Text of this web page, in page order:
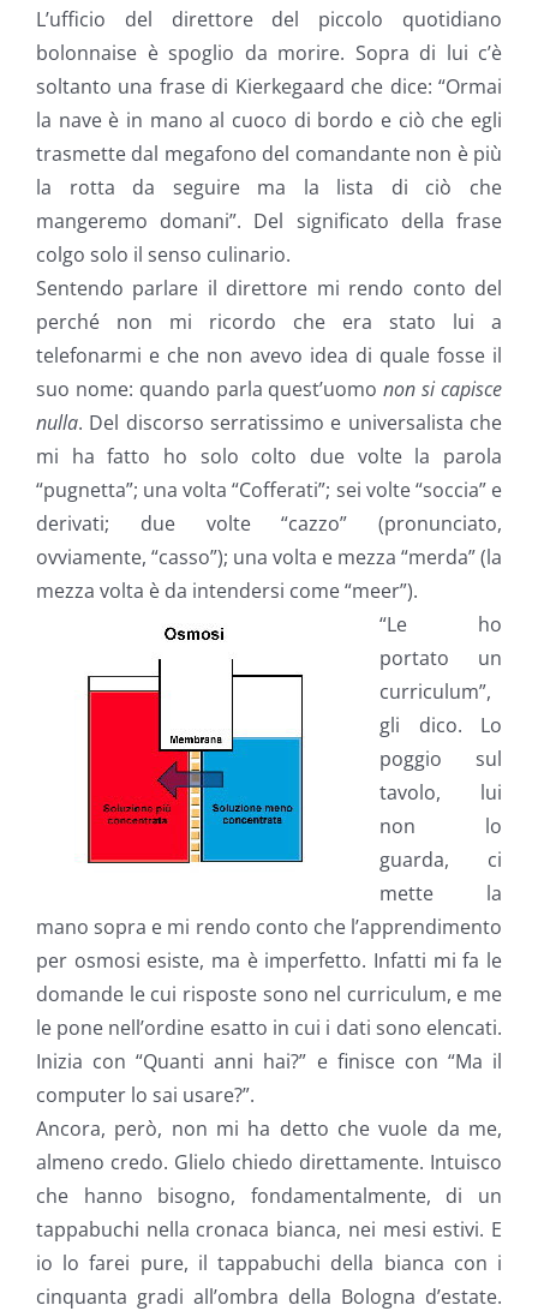
L’ufficio del direttore del piccolo quotidiano
bolonnaise è spoglio da morire. Sopra di lui c’è
soltanto una frase di Kierkegaard che dice: “Ormai
la nave è in mano al cuoco di bordo e ciò che egli
trasmette dal megafono del comandante non è più
la rotta da seguire ma la lista di ciò che
mangeremo domani”. Del significato della frase
colgo solo il senso culinario.
Sentendo parlare il direttore mi rendo conto del
perché non mi ricordo che era stato lui a
telefonarmi e che non avevo idea di quale fosse il
suo nome: quando parla quest’uomonon si capisce
nulla. Del discorso serratissimo e universalista che
mi ha fatto ho solo colto due volte la parola
“pugnetta”; una volta “Cofferati”; sei volte “soccia” e
derivati; due volte “cazzo” (pronunciato,
ovviamente, “casso”); una volta e mezza “merda” (la
mezza volta è da intendersi come “meer”).
“Le ho
portato un
curriculum”,
gli dico. Lo
poggio sul
tavolo, lui
non lo
guarda, ci
mette la
mano sopra e mi rendo conto che l’apprendimento
per osmosi esiste, ma è imperfetto. Infatti mi fa le
domande le cui risposte sono nel curriculum, e me
le pone nell’ordine esatto in cui i dati sono elencati.
Inizia con “Quanti anni hai?” e finisce con “Ma il
computer lo sai usare?”.
Ancora, però, non mi ha detto che vuole da me,
almeno credo. Glielo chiedo direttamente. Intuisco
che hanno bisogno, fondamentalmente, di un
tappabuchi nella cronaca bianca, nei mesi estivi. E
io lo farei pure, il tappabuchi della bianca con i
cinquanta gradi all’ombra della Bologna d’estate.